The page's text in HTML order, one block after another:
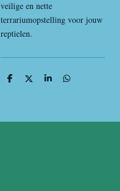
veilige en nette
terrariumopstelling voor jouw
reptielen.
D
D
S
D